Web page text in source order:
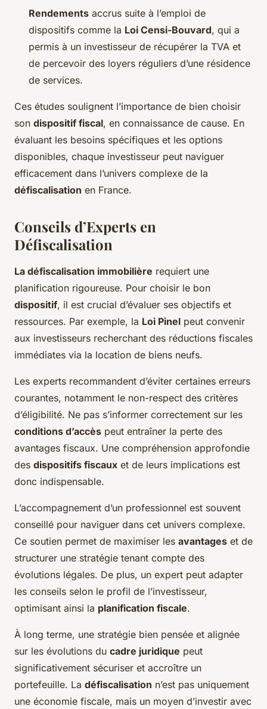
Rendements accrus suite à l’emploi de
dispositifs comme la Loi Censi-Bouvard, qui a
permis à un investisseur de récupérer la TVA et
de percevoir des loyers réguliers d’une résidence
de services.
Ces études soulignent l’importance de bien choisir
son dispositif fiscal, en connaissance de cause. En
évaluant les besoins spécifiques et les options
disponibles, chaque investisseur peut naviguer
efficacement dans l’univers complexe de la
défiscalisation en France.
Conseils d’Experts en
Défiscalisation
La défiscalisation immobilière requiert une
planification rigoureuse. Pour choisir le bon
dispositif, il est crucial d’évaluer ses objectifs et
ressources. Par exemple, la Loi Pinel peut convenir
aux investisseurs recherchant des réductions fiscales
immédiates via la location de biens neufs.
Les experts recommandent d’éviter certaines erreurs
courantes, notamment le non-respect des critères
d’éligibilité. Ne pas s’informer correctement sur les
conditions d’accès peut entraîner la perte des
avantages fiscaux. Une compréhension approfondie
des dispositifs fiscaux et de leurs implications est
donc indispensable.
L’accompagnement d’un professionnel est souvent
conseillé pour naviguer dans cet univers complexe.
Ce soutien permet de maximiser les avantages et de
structurer une stratégie tenant compte des
évolutions légales. De plus, un expert peut adapter
les conseils selon le profil de l’investisseur,
optimisant ainsi la planification fiscale.
À long terme, une stratégie bien pensée et alignée
sur les évolutions du cadre juridique peut
significativement sécuriser et accroître un
portefeuille. La défiscalisation n’est pas uniquement
une économie fiscale, mais un moyen d’investir avec